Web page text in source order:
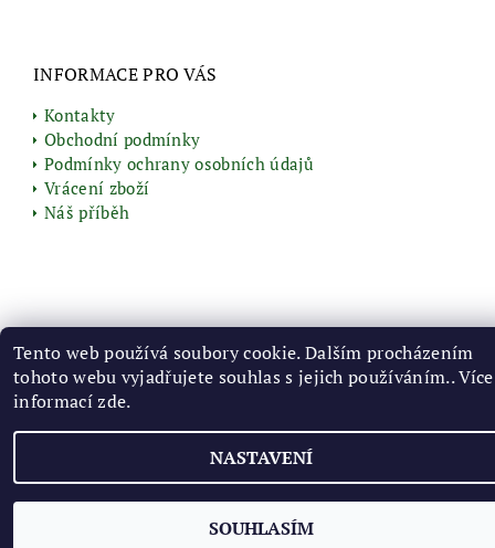
INFORMACE PRO VÁS
Kontakty
Obchodní podmínky
Podmínky ochrany osobních údajů
Vrácení zboží
Náš příběh
Vytvořil Shoptet
Tento web používá soubory cookie. Dalším procházením
tohoto webu vyjadřujete souhlas s jejich používáním.. Více
informacízde.
NASTAVENÍ
SOUHLASÍM